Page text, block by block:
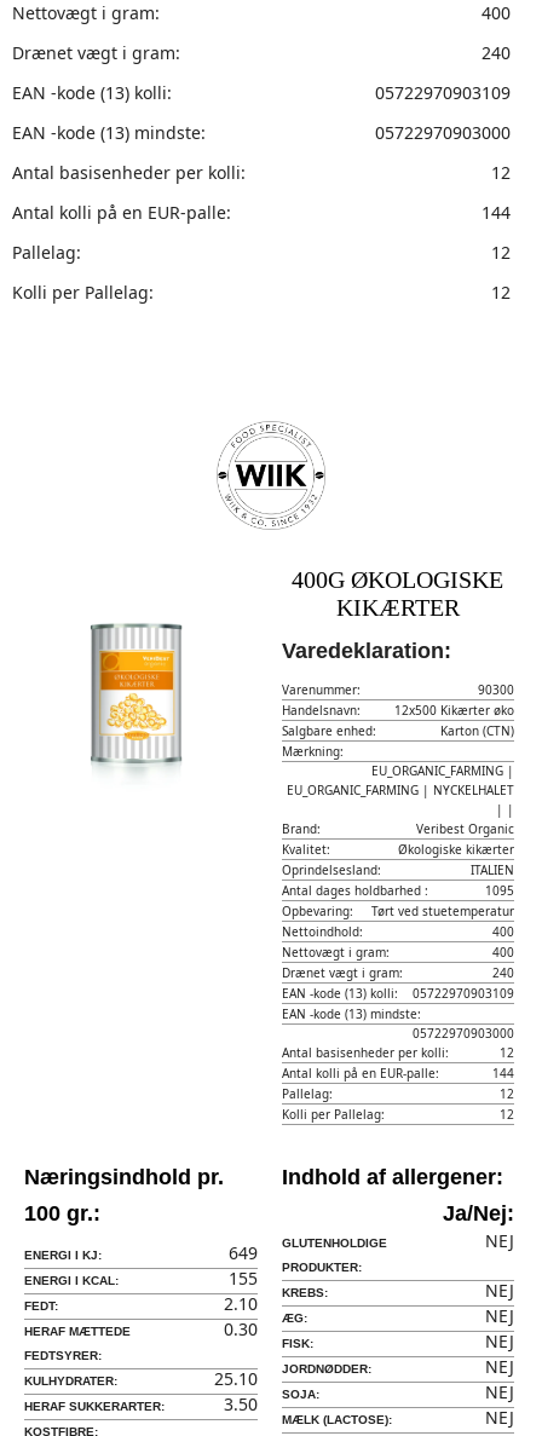
Nettovægt i gram:
400
Drænet vægt i gram:
240
EAN -kode (13) kolli:
05722970903109
EAN -kode (13) mindste:
05722970903000
Antal basisenheder per kolli:
12
Antal kolli på en EUR-palle:
144
Pallelag:
12
Kolli per Pallelag:
12
400G ØKOLOGISKE
KIKÆRTER
Varedeklaration:
Varenummer:
90300
Handelsnavn:
12x500 Kikærter øko
Salgbare enhed:
Karton (CTN)
Mærkning:
EU_ORGANIC_FARMING |
EU_ORGANIC_FARMING | NYCKELHALET
| |
Brand:
Veribest Organic
Kvalitet:
Økologiske kikærter
Oprindelsesland:
ITALIEN
Antal dages holdbarhed :
1095
Opbevaring:
Tørt ved stuetemperatur
Nettoindhold:
400
Nettovægt i gram:
400
Drænet vægt i gram:
240
EAN -kode (13) kolli:
05722970903109
EAN -kode (13) mindste:
05722970903000
Antal basisenheder per kolli:
12
Antal kolli på en EUR-palle:
144
Pallelag:
12
Kolli per Pallelag:
12
Næringsindhold pr.
100 gr.:
ENERGI I KJ: 649
ENERGI I KCAL: 155
FEDT: 2.10
HERAF MÆTTEDE
FEDTSYRER:
0.30
KULHYDRATER: 25.10
HERAF SUKKERARTER: 3.50
KOSTFIBRE:
Indhold af allergener:
Ja/Nej:
GLUTENHOLDIGE
PRODUKTER:
NEJ
KREBS: NEJ
ÆG: NEJ
FISK: NEJ
JORDNØDDER: NEJ
SOJA: NEJ
MÆLK (LACTOSE):
NEJ